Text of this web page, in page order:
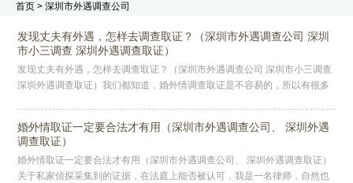
首页 > 深圳市外遇调查公司
发现丈夫有外遇，怎样去调查取证？（深圳市外遇调查公司 深圳
市小三调查 深圳外遇调查取证）
发现丈夫有外遇，怎样去调查取证？（深圳市外遇调查公司 深圳市小三调查
深圳外遇调查取证）我们都知道，婚外情调查取证是不容易的，所以有很多
婚外情取证一定要合法才有用（深圳市外遇调查公司、 深圳外遇
调查取证）
婚外情取证一定要合法才有用（深圳市外遇调查公司、 深圳外遇调查取证）
关于私家侦探采集到的证据，在法庭上能否被认可，我是一名律师，自然也